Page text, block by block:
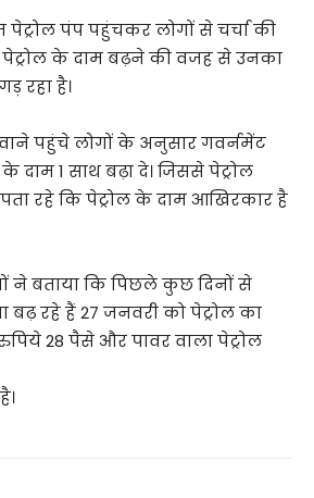
पंप पहुंचकर लोगों से चर्चा की
पेट्रोल के दाम बढ़ने की वजह से उनका
रहा है।
पहुंचे लोगों के अनुसार गवर्नमेंट
दाम 1 साथ बढ़ा दे। जिससे पेट्रोल
रहे कि पेट्रोल के दाम आखिरकार है
ने बताया कि पिछले कुछ दिनों से
बढ़ रहे हैं 27 जनवरी को पेट्रोल का
28 पैसे और पावर वाला पेट्रोल